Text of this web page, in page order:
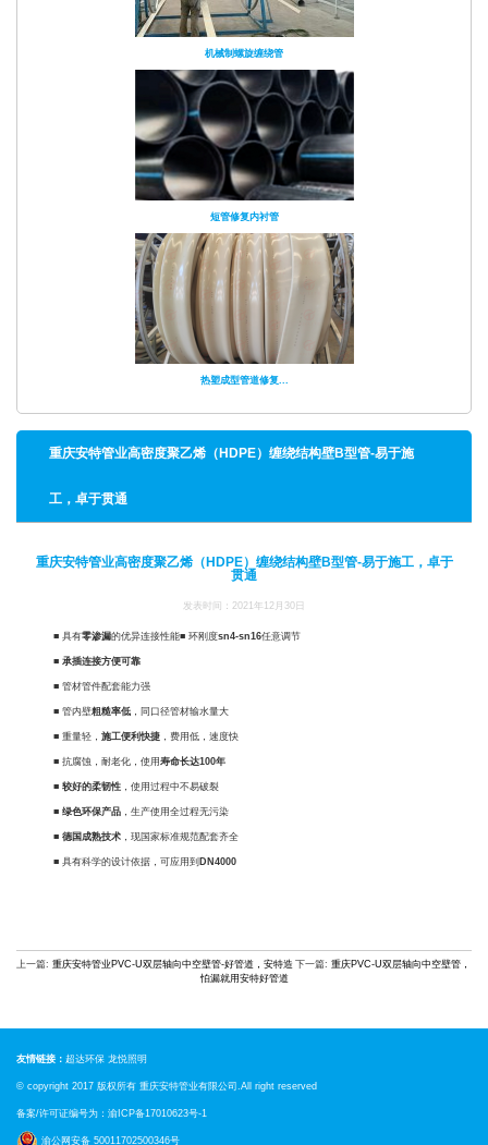
机械制螺旋缠绕管
短管修复内衬管
热塑成型管道修复...
重庆安特管业高密度聚乙烯（HDPE）缠绕结构壁B型管-易于施
工，卓于贯通
重庆安特管业高密度聚乙烯（HDPE）缠绕结构壁B型管-易于施工，卓于
贯通
发表时间：2021年12月30日
■ 具有零渗漏的优异连接性能■ 环刚度sn4-sn16任意调节
■ 承插连接方便可靠
■ 管材管件配套能力强
■ 管内壁粗糙率低，同口径管材输水量大
■ 重量轻， 施工便利快捷，费用低，速度快
■ 抗腐蚀，耐老化，使用寿命长达100年
■ 较好的柔韧性，使用过程中不易破裂
■ 绿色环保产品，生产使用全过程无污染
■ 德国成熟技术，现国家标准规范配套齐全
■ 具有科学的设计依据，可应用到 DN4000
上一篇: 重庆安特管业PVC-U双层轴向中空壁管-好管道，安特造 下一篇: 重庆PVC-U双层轴向中空壁管，
怕漏就用安特好管道
友情链接： 超达环保 龙悦照明
© copyright 2017 版权所有 重庆安特管业有限公司.All right reserved
备案/许可证编号为： 渝ICP备17010623号-1
渝公网安备 50011702500346号